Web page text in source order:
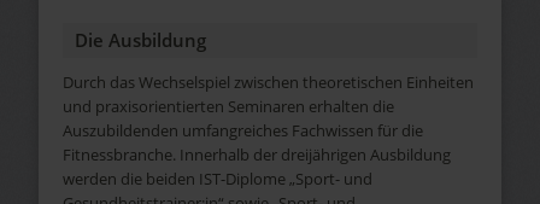
Die Ausbildung
Durch das Wechselspiel zwischen theoretischen Einheiten
und praxisorientierten Seminaren erhalten die
Auszubildenden umfangreiches Fachwissen für die
Fitnessbranche. Innerhalb der dreijährigen Ausbildung
werden die beiden IST-Diplome „Sport- und